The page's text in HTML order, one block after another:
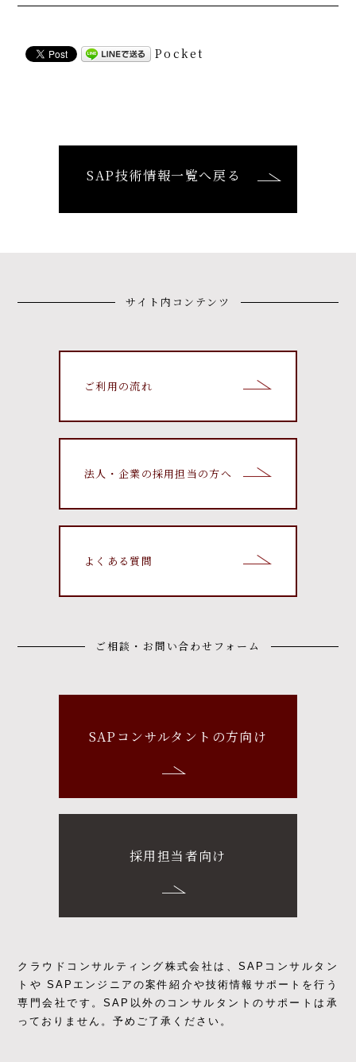
Pocket
SAP技術情報一覧へ戻る
サイト内コンテンツ
ご利用の流れ
法人・企業の採用担当の方へ
よくある質問
ご相談・お問い合わせフォーム
SAPコンサルタントの方向け
採用担当者向け
クラウドコンサルティング株式会社は、SAPコンサルタン
トや SAPエンジニアの案件紹介や技術情報サポートを行う
専門会社です。SAP以外のコンサルタントのサポートは承
っておりません。予めご了承ください。